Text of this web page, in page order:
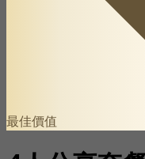
最佳價值